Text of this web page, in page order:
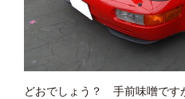
どおでしょう？ 手前味噌です